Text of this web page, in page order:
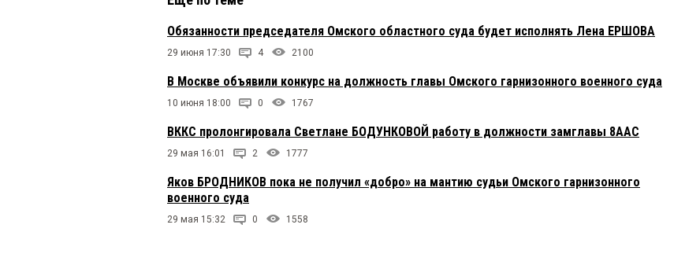
Обязанности председателя Омского областного суда будет исполнять Лена ЕРШОВА
29 июня 17:30 4 2100
В Москве объявили конкурс на должность главы Омского гарнизонного военного суда
10 июня 18:00 0 1767
ВККС пролонгировала Светлане БОДУНКОВОЙ работу в должности замглавы 8ААС
29 мая 16:01 2 1777
Яков БРОДНИКОВ пока не получил «добро» на мантию судьи Омского гарнизонного
военного суда
29 мая 15:32 0 1558